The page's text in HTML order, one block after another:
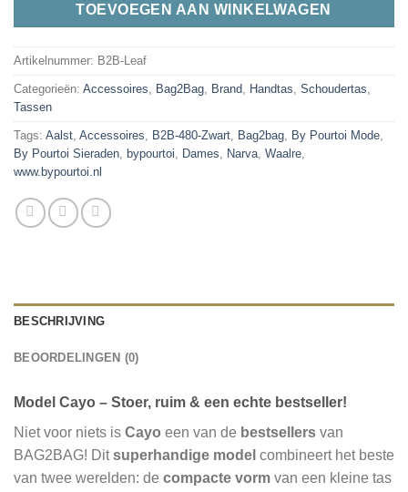
TOEVOEGEN AAN WINKELWAGEN
Artikelnummer: B2B-Leaf
Categorieën: Accessoires, Bag2Bag, Brand, Handtas, Schoudertas,
Tassen
Tags: Aalst, Accessoires, B2B-480-Zwart, Bag2bag, By Pourtoi Mode,
By Pourtoi Sieraden, bypourtoi, Dames, Narva, Waalre,
www.bypourtoi.nl
BESCHRIJVING
BEOORDELINGEN (0)
Model Cayo – Stoer, ruim & een echte bestseller!
Niet voor niets is Cayo een van de bestsellers van
BAG2BAG! Ditsuperhandige model combineert het beste
van twee werelden: de compacte vorm van een kleine tas